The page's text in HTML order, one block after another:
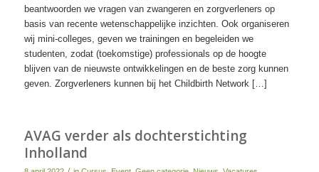
beantwoorden we vragen van zwangeren en zorgverleners op
basis van recente wetenschappelijke inzichten. Ook organiseren
wij mini-colleges, geven we trainingen en begeleiden we
studenten, zodat (toekomstige) professionals op de hoogte
blijven van de nieuwste ontwikkelingen en de beste zorg kunnen
geven. Zorgverleners kunnen bij het Childbirth Network […]
AVAG verder als dochterstichting
Inholland